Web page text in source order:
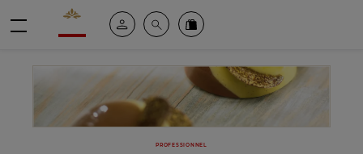
Valrhona - Imaginons le meilleur du chocolat
Espace clientRechercheCommandez en ligne
PROFESSIONNEL